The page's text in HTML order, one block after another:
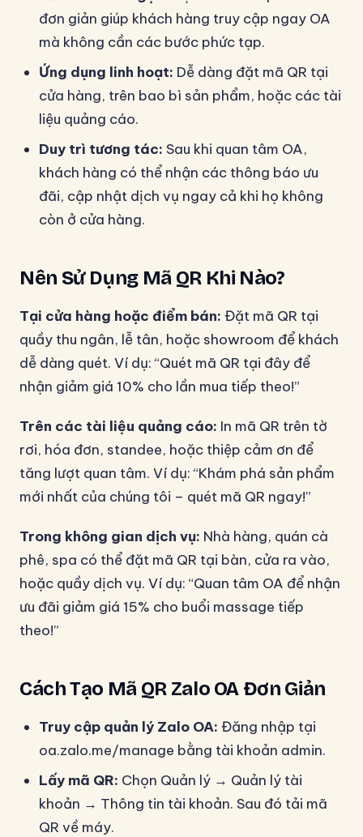
đơn giản giúp khách hàng truy cập ngay OA
mà không cần các bước phức tạp.
Ứng dụng linh hoạt: Dễ dàng đặt mã QR tại
cửa hàng, trên bao bì sản phẩm, hoặc các tài
liệu quảng cáo.
Duy trì tương tác: Sau khi quan tâm OA,
khách hàng có thể nhận các thông báo ưu
đãi, cập nhật dịch vụ ngay cả khi họ không
còn ở cửa hàng.
Nên Sử Dụng Mã QR Khi Nào?
Tại cửa hàng hoặc điểm bán: Đặt mã QR tại
quầy thu ngân, lễ tân, hoặc showroom để khách
dễ dàng quét. Ví dụ: “Quét mã QR tại đây để
nhận giảm giá 10% cho lần mua tiếp theo!”
Trên các tài liệu quảng cáo: In mã QR trên tờ
rơi, hóa đơn, standee, hoặc thiệp cảm ơn để
tăng lượt quan tâm. Ví dụ: “Khám phá sản phẩm
mới nhất của chúng tôi – quét mã QR ngay!”
Trong không gian dịch vụ: Nhà hàng, quán cà
phê, spa có thể đặt mã QR tại bàn, cửa ra vào,
hoặc quầy dịch vụ. Ví dụ: “Quan tâm OA để nhận
ưu đãi giảm giá 15% cho buổi massage tiếp
theo!”
Cách Tạo Mã QR Zalo OA Đơn Giản
Truy cập quản lý Zalo OA: Đăng nhập tại
oa.zalo.me/manage bằng tài khoản admin.
Lấy mã QR: Chọn Quản lý → Quản lý tài
khoản → Thông tin tài khoản. Sau đó tải mã
QR về máy.